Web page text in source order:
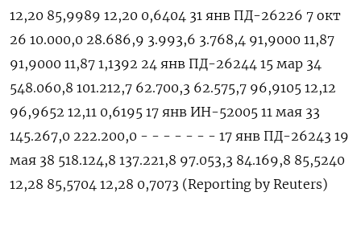
12,20 85,9989 12,20 0,6404 31 янв ПД-26226 7 окт
26 10.000,0 28.686,9 3.993,6 3.768,4 91,9000 11,87
91,9000 11,87 1,1392 24 янв ПД-26244 15 мар 34
548.060,8 101.212,7 62.700,3 62.575,7 96,9105 12,12
96,9652 12,11 0,6195 17 янв ИН-52005 11 мая 33
145.267,0 222.200,0 - - - - - - - 17 янв ПД-26243 19
мая 38 518.124,8 137.221,8 97.053,3 84.169,8 85,5240
12,28 85,5704 12,28 0,7073 (Reporting by Reuters)